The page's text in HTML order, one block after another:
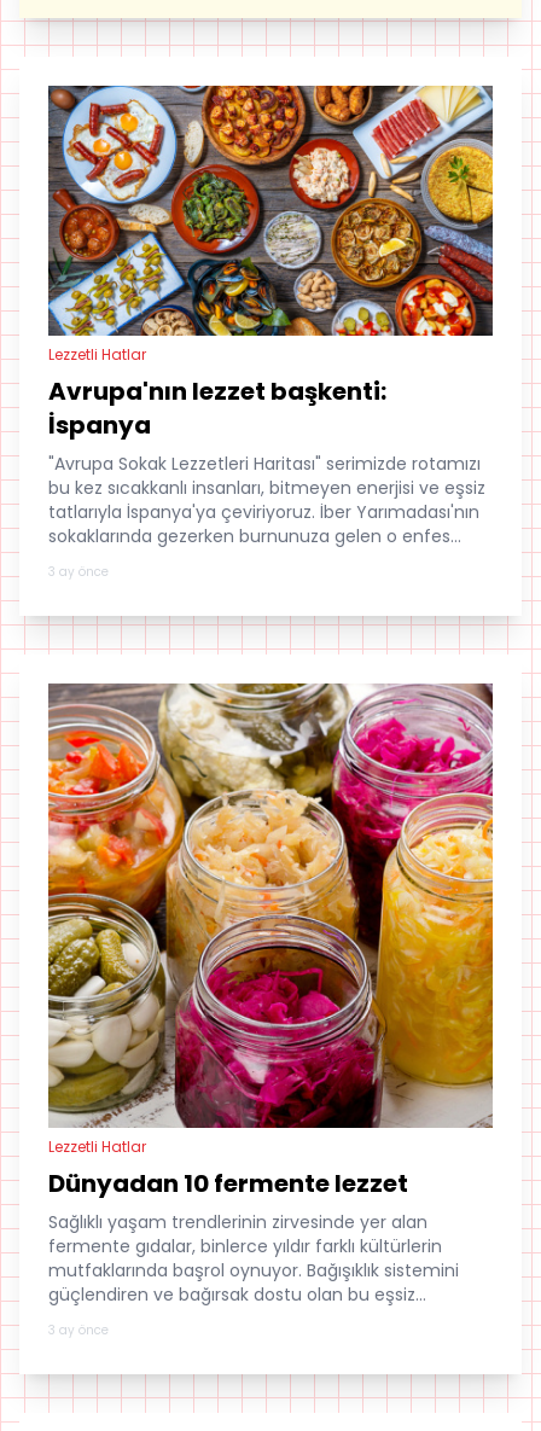
Lezzetli Hatlar
Avrupa'nın lezzet başkenti:
İspanya
"Avrupa Sokak Lezzetleri Haritası" serimizde rotamızı
bu kez sıcakkanlı insanları, bitmeyen enerjisi ve eşsiz
tatlarıyla İspanya'ya çeviriyoruz. İber Yarımadası'nın
sokaklarında gezerken burnunuza gelen o enfes
kokuların kaynağını keşfetmeye hazır mısınız?
İspanya sokak lezzetleri hakkında bilmeniz gereken
3 ay önce
Lezzetli Hatlar
Dünyadan 10 fermente lezzet
Sağlıklı yaşam trendlerinin zirvesinde yer alan
fermente gıdalar, binlerce yıldır farklı kültürlerin
mutfaklarında başrol oynuyor. Bağışıklık sistemini
güçlendiren ve bağırsak dostu olan bu eşsiz
lezzetleri dünya turuna çıkarak sizin için derledik. İşte
sofralarınıza sağlık katacak o listenin detayları...
3 ay önce